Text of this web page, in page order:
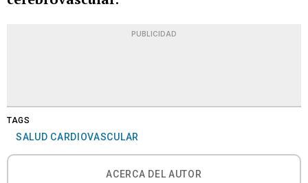
PUBLICIDAD
TAGS
SALUD CARDIOVASCULAR
ACERCA DEL AUTOR